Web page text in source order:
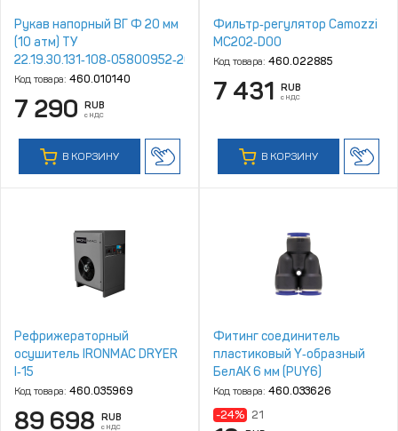
Рукaв напорный ВГ Ф 20 мм
(10 атм) ТУ
22.19.30.131‑108‑05800952‑2020
(ТУ 2554‑108‑05800952‑97)
Код товара: 460.010140
7 290 RUB
с НДС
В КОРЗИНУ
Фильтр‑регулятор Camozzi
MC202‑D00
Код товара: 460.022885
7 431 RUB
с НДС
В КОРЗИНУ
Рефрижераторный
осушитель IRONMAC DRYER
I‑15
Код товара: 460.035969
89 698 RUB
с НДС
Фитинг соединитель
пластиковый Y‑образный
БелАК 6 мм (PUY6)
[БАК.90356]
Код товара: 460.033626
-24% 21